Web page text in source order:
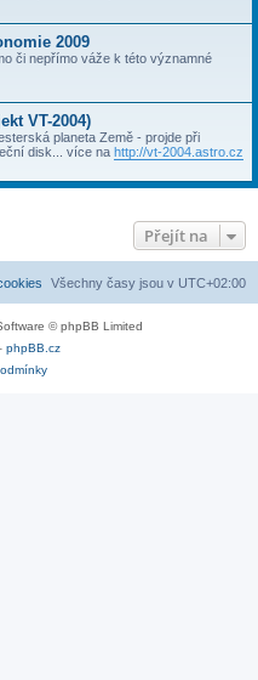
2009
či nepřímo váže k této významné
VT-2004)
planeta Země - projde při
disk... více na http://vt-2004.astro.cz
Přejít na
Všechny časy jsou v UTC+02:00
© phpBB Limited
phpBB.cz